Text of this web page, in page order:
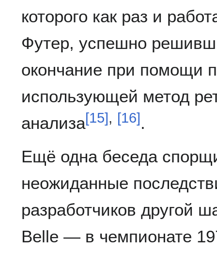
которого как раз и
Футер, успешно
окончание при помощи
использующей метод
анализа[15], [16] .
Ещё одна беседа
неожиданные
разработчиков другой
Belle — в чемпионате